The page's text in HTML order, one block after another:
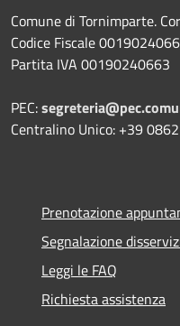
Comune di Tornimparte.
Codice Fiscale
Partita IVA 00190240663
PEC:
Centralino Unico: +39
Prenotazione
Segnalazione
Leggi le FAQ
Richiesta assistenza